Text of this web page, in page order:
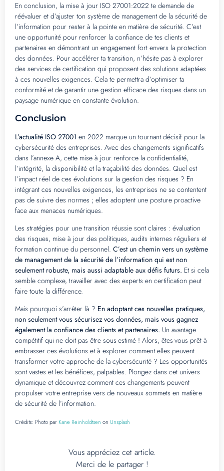
En conclusion, la mise à jour ISO 27001:2022 te demande de
réévaluer et d’ajuster ton système de management de la sécurité de
l’information pour rester à la pointe en matière de sécurité. C’est
une opportunité pour renforcer la confiance de tes clients et
partenaires en démontrant un engagement fort envers la protection
des données. Pour accélérer ta transition, n’hésite pas à explorer
des services de certification qui proposent des solutions adaptées
à ces nouvelles exigences. Cela te permettra d’optimiser ta
conformité et de garantir une gestion efficace des risques dans un
paysage numérique en constante évolution.
Conclusion
L’actualité ISO 27001 en 2022 marque un tournant décisif pour la
cybersécurité des entreprises. Avec des changements significatifs
dans l’annexe A, cette mise à jour renforce la confidentialité,
l’intégrité, la disponibilité et la traçabilité des données. Quel est
l’impact réel de ces évolutions sur la gestion des risques ? En
intégrant ces nouvelles exigences, les entreprises ne se contentent
pas de suivre des normes ; elles adoptent une posture proactive
face aux menaces numériques.
Les stratégies pour une transition réussie sont claires : évaluation
des risques, mise à jour des politiques, audits internes réguliers et
formation continue du personnel. C’est un chemin vers un système
de management de la sécurité de l’information qui est non
seulement robuste, mais aussi adaptable aux défis futurs. Et si cela
semble complexe, travailler avec des experts en certification peut
faire toute la différence.
Mais pourquoi s’arrêter là ? En adoptant ces nouvelles pratiques,
non seulement vous sécurisez vos données, mais vous gagnez
également la confiance des clients et partenaires. Un avantage
compétitif qui ne doit pas être sous-estimé ! Alors, êtes-vous prêt à
embrasser ces évolutions et à explorer comment elles peuvent
transformer votre approche de la cybersécurité ? Les opportunités
sont vastes et les bénéfices, palpables. Plongez dans cet univers
dynamique et découvrez comment ces changements peuvent
propulser votre entreprise vers de nouveaux sommets en matière
de sécurité de l’information.
Crédits: Photo par Kane Reinholdtsen on Unsplash
Vous appréciez cet article.
Merci de le partager !